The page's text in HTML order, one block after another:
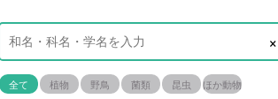
×
全て 植物 野鳥 菌類 昆虫 ほか動物